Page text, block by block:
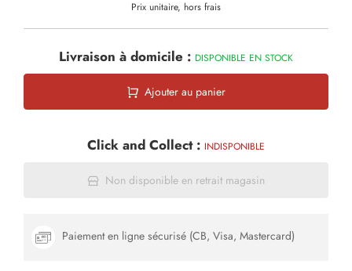
Prix unitaire, hors frais
Livraison à domicile : DISPONIBLE EN STOCK
Ajouter au panier
Click and Collect : INDISPONIBLE
Non disponible en retrait magasin
Paiement en ligne sécurisé (CB, Visa, Mastercard)